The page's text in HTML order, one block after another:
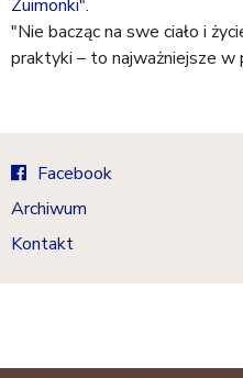
u
t
Zuimonki".
"Nie bacząc na swe ciało i
praktyki – to najważniejsze w
Facebook
Archiwum
Kontakt